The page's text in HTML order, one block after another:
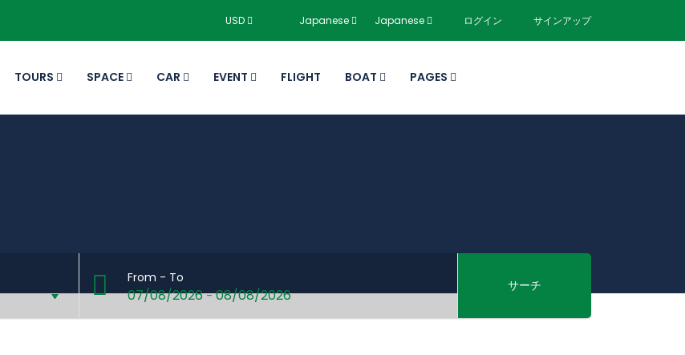
USD Japanese Japanese ログイン サインアップ
TOURS SPACE CAR EVENT FLIGHT BOAT PAGES
From - To
07/08/2026 -08/08/2026
サーチ